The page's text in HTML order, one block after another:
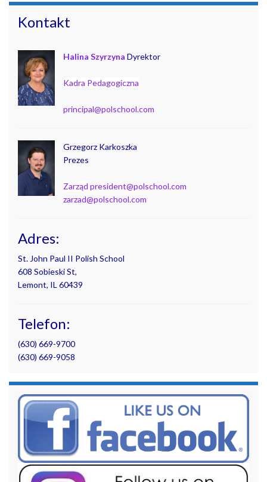
Kontakt
Halina Szyrzyna Dyrektor
Kadra Pedagogiczna
principal@polschool.com
Grzegorz Karkoszka
Prezes
Zarząd president@polschool.com
zarzad@polschool.com
Adres:
St. John Paul II Polish School
608 Sobieski St,
Lemont, IL 60439
Telefon:
(630) 669-9700
(630) 669-9058